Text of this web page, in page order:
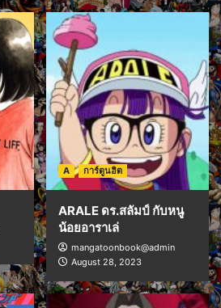
A การ์ตูนฮิต
ARALE ดร.สลัมป์ กับหนู
น้อยอาราเล่
mangatoonbook@admin
August 28, 2023